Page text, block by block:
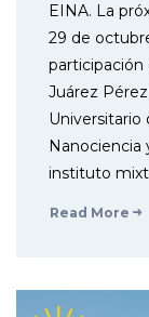
EINA. La
29 de
Juárez
Nanociencia
instituto
Read More